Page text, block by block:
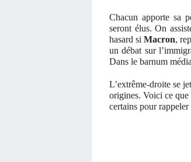
Chacun apporte sa
seront élus. On
hasard siMacron,
un débat sur
Dans le barnum
L’extrême-droite se
origines. Voici ce
certains pour rappeler